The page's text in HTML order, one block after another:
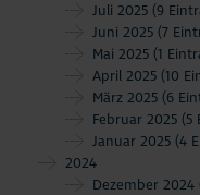
Juli 2025 (9
Juni 2025 (7
Mai 2025 (1
April 2025 (10
März 2025 (6
Februar 2025 (5
Januar 2025 (4
2024
Dezember 2024